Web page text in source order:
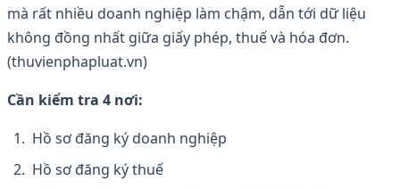
mà rất nhiều doanh nghiệp làm chậm, dẫn tới dữ liệu
không đồng nhất giữa giấy phép, thuế và hóa đơn.
(thuvienphapluat.vn)
Cần kiểm tra 4 nơi:
Hồ sơ đăng ký doanh nghiệp
Hồ sơ đăng ký thuế